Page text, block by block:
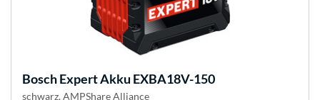
BoschExpert Akku EXBA18V-150
schwarz, AMPShare Alliance